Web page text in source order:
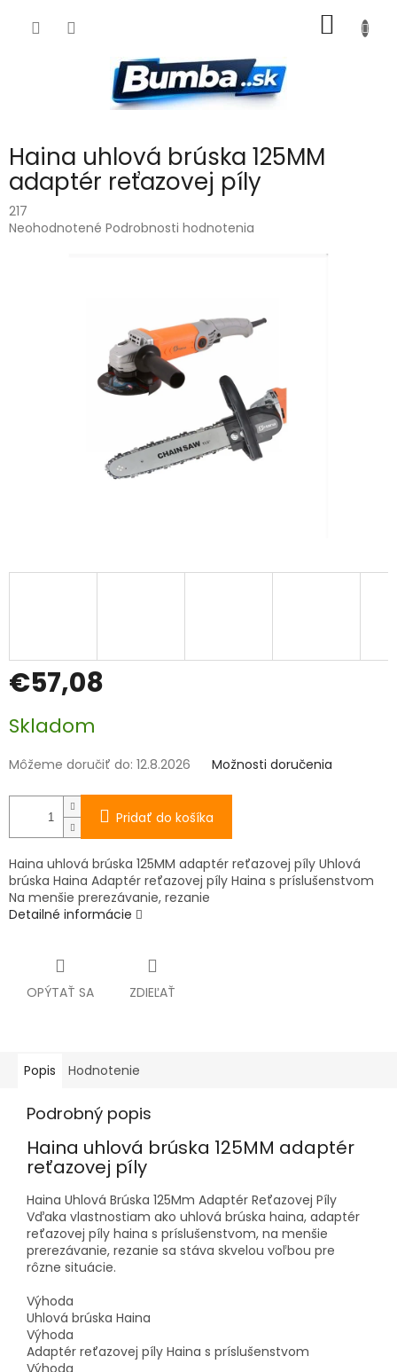
KOŠÍK
Haina uhlová brúska 125MM
adaptér reťazovej píly
217
Priemerné
Neohodnotené Podrobnosti hodnotenia
€57,08
cena:
Skladom
Môžeme doručiť do: 12.8.2026 Možnosti doručenia
Pridať do košíka
Haina uhlová brúska 125MM adaptér reťazovej píly Uhlová
brúska Haina Adaptér reťazovej píly Haina s príslušenstvom
Na menšie prerezávanie, rezanie
Detailné informácie
OPÝTAŤ SA ZDIEĽAŤ
Popis Hodnotenie
Podrobný popis
Haina uhlová brúska 125MM adaptér
reťazovej píly
Haina Uhlová Brúska 125Mm Adaptér Reťazovej Píly
Vďaka vlastnostiam ako uhlová brúska haina, adaptér
reťazovej píly haina s príslušenstvom, na menšie
prerezávanie, rezanie sa stáva skvelou voľbou pre
rôzne situácie.
Výhoda
Uhlová brúska Haina
Výhoda
Adaptér reťazovej píly Haina s príslušenstvom
Výhoda